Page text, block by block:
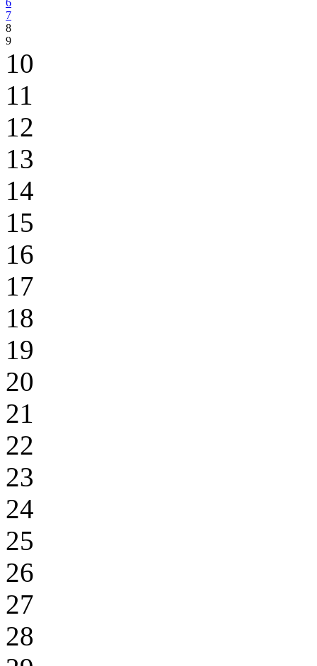
7
8
9
10
11
12
13
14
15
16
17
18
19
20
21
22
23
24
25
26
27
28